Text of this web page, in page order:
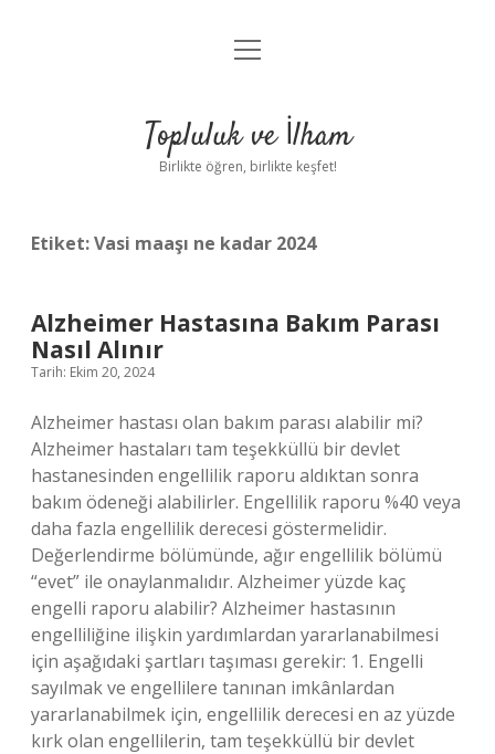
Anasayfa
Yasal Uyarı
menüyü
Topluluk ve İlham
Birlikte öğren, birlikte keşfet!
Etiket:Vasi maaşı ne kadar 2024
Alzheimer Hastasına Bakım Parası
Nasıl Alınır
Tarih: Ekim 20, 2024
Alzheimer hastası olan bakım parası alabilir mi?
Alzheimer hastaları tam teşekküllü bir devlet
hastanesinden engellilik raporu aldıktan sonra
bakım ödeneği alabilirler. Engellilik raporu %40 veya
daha fazla engellilik derecesi göstermelidir.
Değerlendirme bölümünde, ağır engellilik bölümü
“evet” ile onaylanmalıdır. Alzheimer yüzde kaç
engelli raporu alabilir? Alzheimer hastasının
engelliliğine ilişkin yardımlardan yararlanabilmesi
için aşağıdaki şartları taşıması gerekir: 1. Engelli
sayılmak ve engellilere tanınan imkânlardan
yararlanabilmek için, engellilik derecesi en az yüzde
kırk olan engellilerin, tam teşekküllü bir devlet